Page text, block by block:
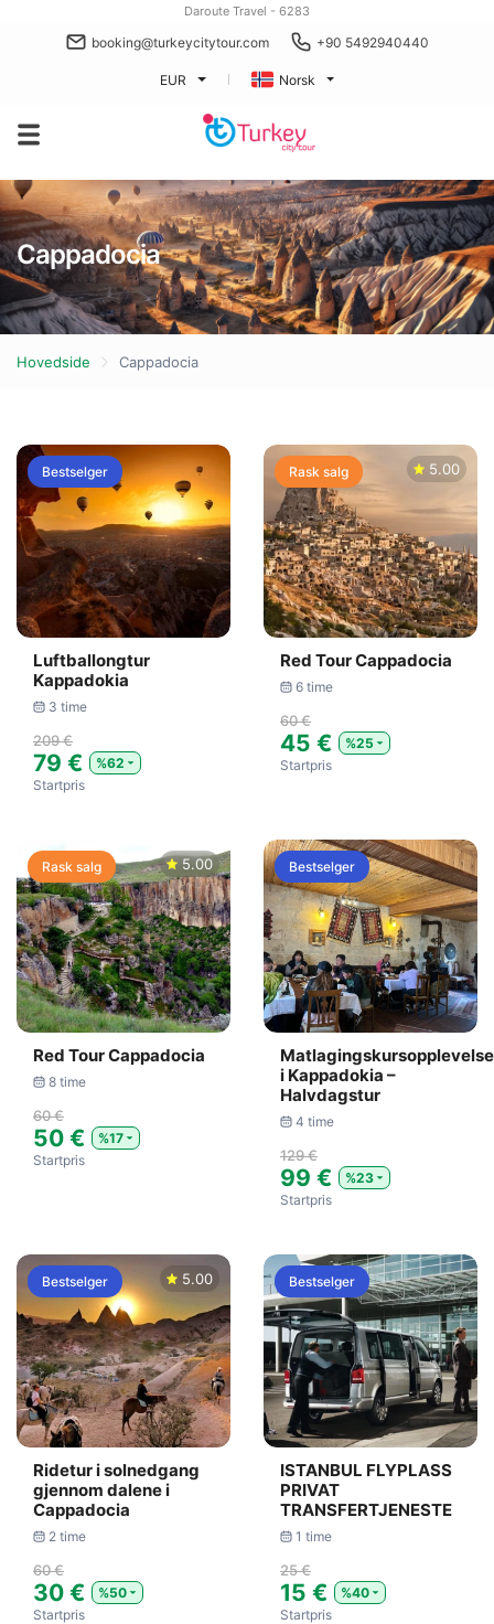
Daroute Travel - 6283
booking@turkeycitytour.com +90 5492940440
EUR Norsk
Cappadocia
Hovedside Cappadocia
Bestselger
Luftballongtur
Kappadokia
3 time
209 €
79 €
%62
Startpris
Rask salg 5.00
Red Tour Cappadocia
6 time
60 €
45 €
%25
Startpris
Rask salg 5.00
Red Tour Cappadocia
8 time
60 €
50 €
%17
Startpris
Bestselger
Matlagingskursopplevelse
i Kappadokia –
Halvdagstur
4 time
129 €
99 €
%23
Startpris
Bestselger 5.00
Ridetur i solnedgang
gjennom dalene i
Cappadocia
2 time
60 €
30 €
%50
Startpris
Bestselger
ISTANBUL FLYPLASS
PRIVAT
TRANSFERTJENESTE
1 time
25 €
15 €
%40
Startpris